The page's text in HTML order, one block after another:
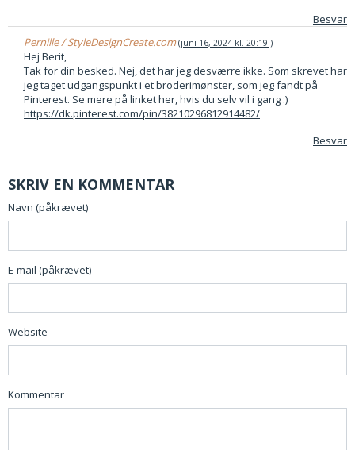
Besvar
Pernille / StyleDesignCreate.com juni 16, 2024 kl. 20:19
Hej Berit,
Tak for din besked. Nej, det har jeg desværre ikke. Som skrevet har
jeg taget udgangspunkt i et broderimønster, som jeg fandt på
Pinterest. Se mere på linket her, hvis du selv vil i gang :)
https://dk.pinterest.com/pin/38210296812914482/
Besvar
SKRIV EN KOMMENTAR
Navn (påkrævet)
E-mail (påkrævet)
Website
Kommentar